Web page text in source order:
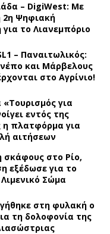
– DigiWest: Με
2η Ψηφιακή
το Λιανεμπόριο
– Παναιτωλικός:
και Μάρβελους
στο Αγρίνιο!
για
εντός της
η πλατφόρμα για
αιτήσεων
σκάφους στο Ρίο,
εξέδωσε για το
Σώμα
στη φυλακή ο
τη δολοφονία της